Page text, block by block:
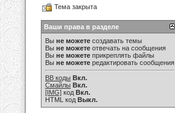
Тема закрыта
Ваши права в разделе
Вы не можете создавать темы
Вы не можете отвечать на сообщения
Вы не можете прикреплять файлы
Вы не можете редактировать сообщения
BB коды Вкл.
Смайлы Вкл.
[IMG] код Вкл.
HTML код Выкл.